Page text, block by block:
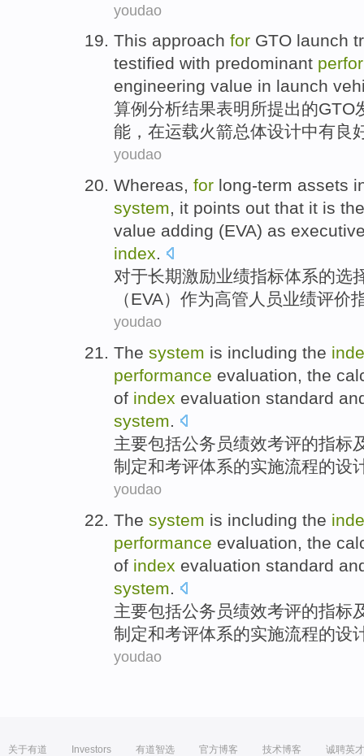
youdao
This approach for GTO launch
testified with predominant
engineering value in launch
算例分析结果表明所提出的GTO
能 ， 在运载火箭总体设计中有良
youdao
Whereas, for long-term assets
system, it points out that it is
value adding (EVA) as
index.
对于长期激励业绩指标体系的选
（EVA） 作为高管人员业绩评价
youdao
The system is including the
performance evaluation, the
of index evaluation standard
system.
主要包括公务员绩效考评的指标
制定和考评体系的实施流程的设
youdao
The system is including the
performance evaluation, the
of index evaluation standard
system.
主要包括公务员绩效考评的指标
制定和考评体系的实施流程的设
youdao
关于有道 Investors 有道智选 官方博客 技术博客 诚聘英才